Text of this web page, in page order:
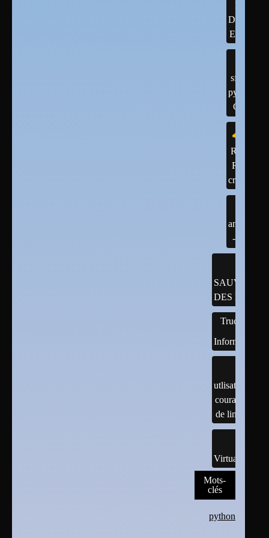
sfml -
python
C++
R ,
R-
cran
android
- java
DES
Trucs
Informatiques
utlisation
courante
de linux
Virtualisation
Mots-
clés
python